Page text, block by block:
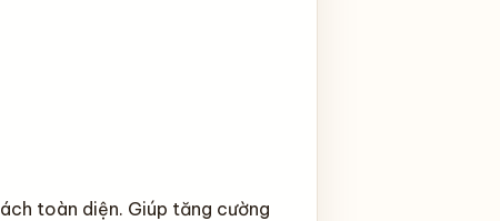
toàn diện. Giúp tăng cường